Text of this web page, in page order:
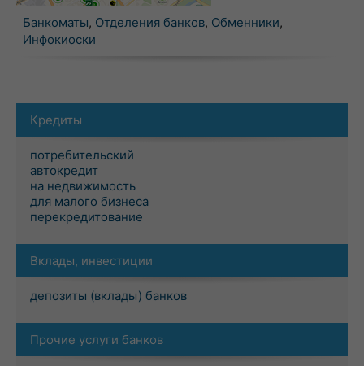
Банкоматы, Отделения банков, Обменники,
Инфокиоски
Кредиты
потребительский
автокредит
на недвижимость
для малого бизнеса
перекредитование
Вклады, инвестиции
депозиты (вклады) банков
Прочие услуги банков